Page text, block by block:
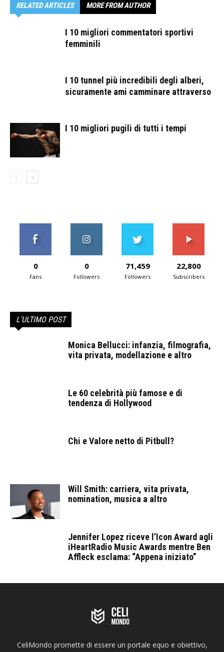
RELATED ARTICLES MORE FROM AUTHOR
I 10 migliori commentatori sportivi
femminili
I 10 tunnel più incredibili degli alberi,
sicuramente ami camminare attraverso
I 10 migliori pugili di tutti i tempi
0
Fans
0
Followers
71,459
Followers
22,800
Subscribers
L'ULTIMO POST
Monica Bellucci: infanzia, filmografia,
vita privata, modellazione e altro
Le 60 celebrità più famose e di
tendenza di Hollywood
Chi e Valore netto di Pitbull?
Will Smith: carriera, vita privata,
nomination, musica a altro
Jennifer Lopez riceve l’Icon Award agli
iHeartRadio Music Awards mentre Ben
Affleck esclama: “Appena iniziato”
CeliMondo promette di essere un portale equo e obiettivo,